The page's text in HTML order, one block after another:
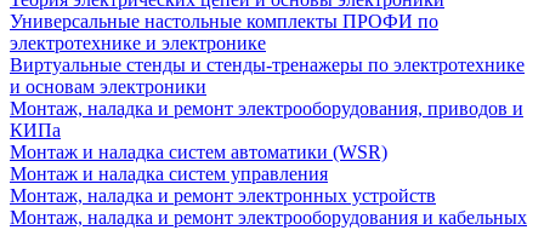
Универсальные настольные комплекты ПРОФИ по
электротехнике и электронике
Виртуальные стенды и стенды-тренажеры по электротехнике
и основам электроники
Монтаж, наладка и ремонт электрооборудования, приводов и
КИПа
Монтаж и наладка систем автоматики (WSR)
Монтаж и наладка систем управления
Монтаж, наладка и ремонт электронных устройств
Монтаж, наладка и ремонт электрооборудования и кабельных